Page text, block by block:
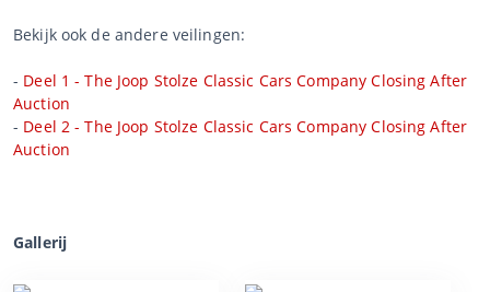
Bekijk ook de andere veilingen:
- Deel 1 - The Joop Stolze Classic Cars Company Closing After
Auction
- Deel 2 - The Joop Stolze Classic Cars Company Closing After
Auction
Gallerij